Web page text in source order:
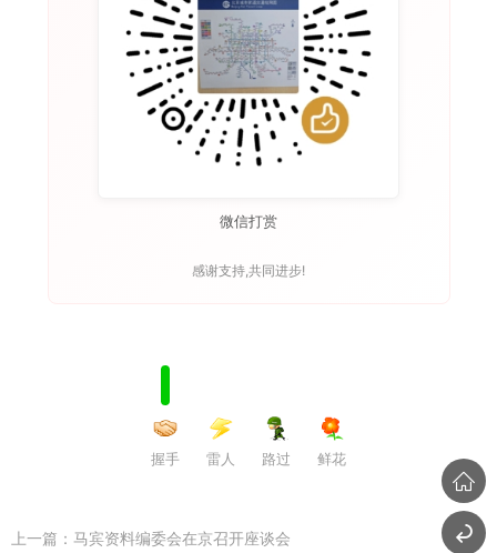
微信打赏
感谢支持,共同进步!
握手 雷人 路过 鲜花
上一篇： 马宾资料编委会在京召开座谈会